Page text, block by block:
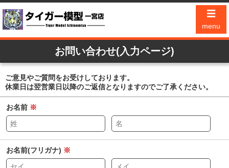
☰
menu
お問い合わせ(入力ページ)
ご意見やご質問をお受けしております。
休業日は翌営業日以降のご返信となりますのでご了承ください。
お名前 ※
お名前(フリガナ) ※